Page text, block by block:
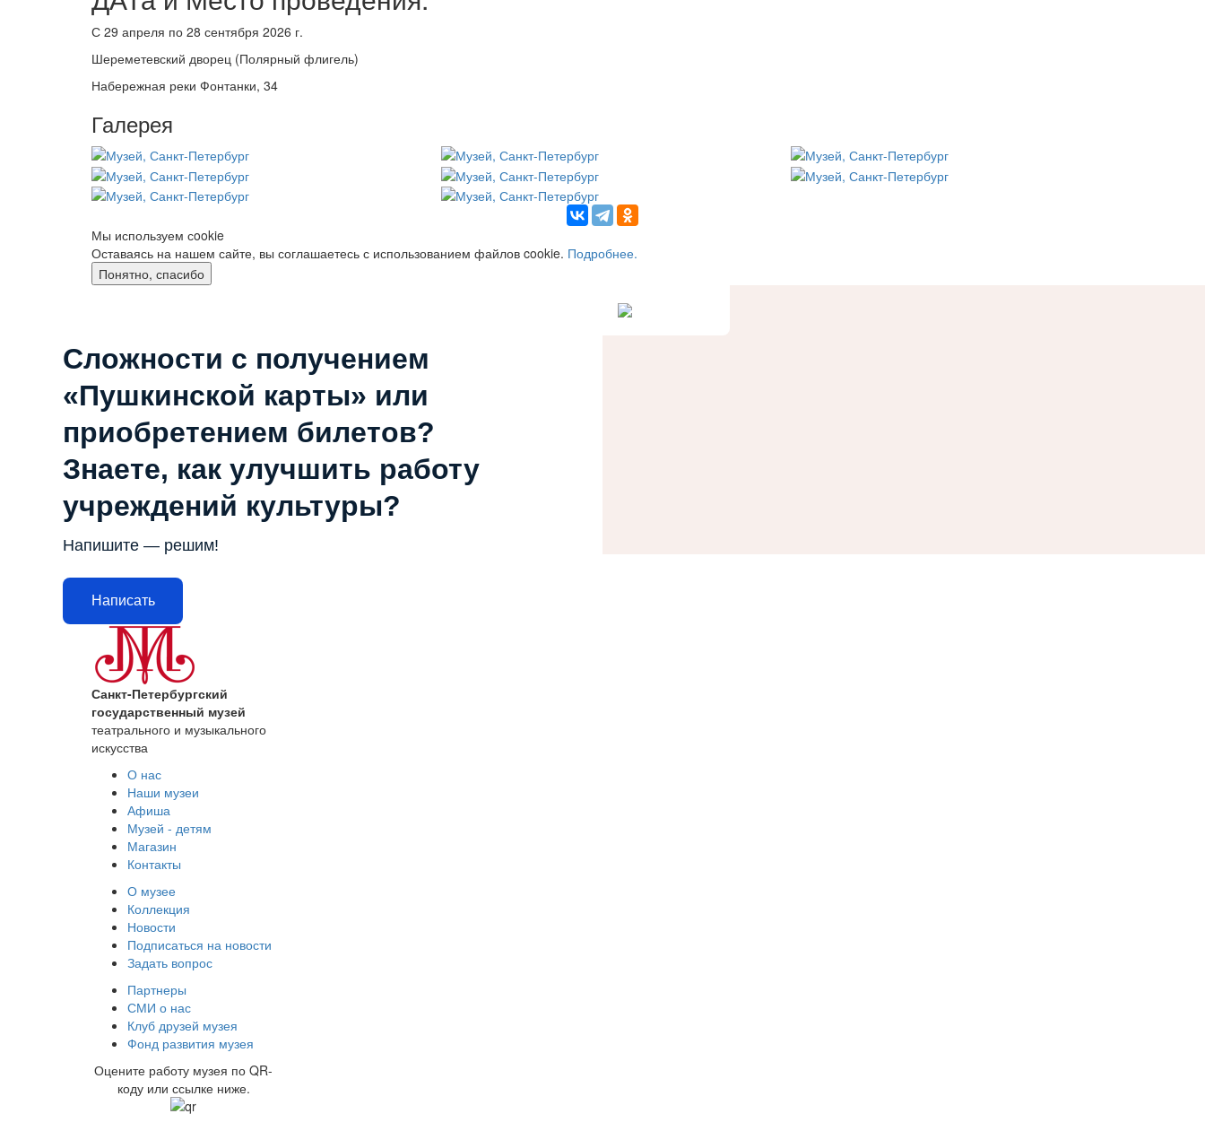
С 29 апреля по 28 сентября 2026 г.
Шереметевский дворец (Полярный флигель)
Набережная реки Фонтанки, 34
Галерея
Мы используем сookie
Оставаясь на нашем сайте, вы соглашаетесь с использованием файлов cookie. Подробнее.
Понятно, спасибо
Сложности с получением
«Пушкинской карты» или
приобретением билетов?
Знаете, как улучшить работу
учреждений культуры?
Напишите — решим!
Написать
Санкт-Петербургский
государственный музей
театрального и музыкального
искусства
О нас
Наши музеи
Афиша
Музей - детям
Магазин
Контакты
О музее
Коллекция
Новости
Подписаться на новости
Задать вопрос
Партнеры
СМИ о нас
Клуб друзей музея
Фонд развития музея
Оцените работу музея по QR-
коду или ссылке ниже.